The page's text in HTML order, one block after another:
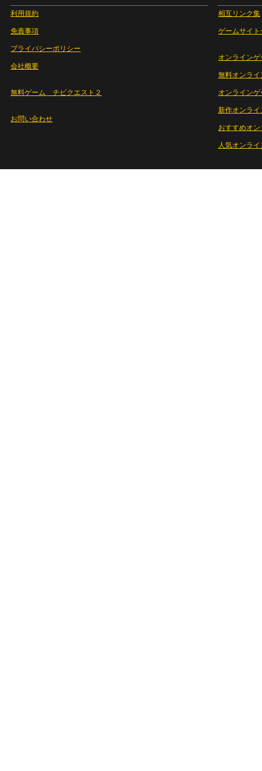
利用規約
免責事項
プライバシーポリシー
会社概要
無料ゲーム チビクエスト２
お問い合わせ
相互リンク集
ゲームサイト
オンラインゲ
無料オンライ
オンライン
新作オンライ
おすすめオ
人気オンラ